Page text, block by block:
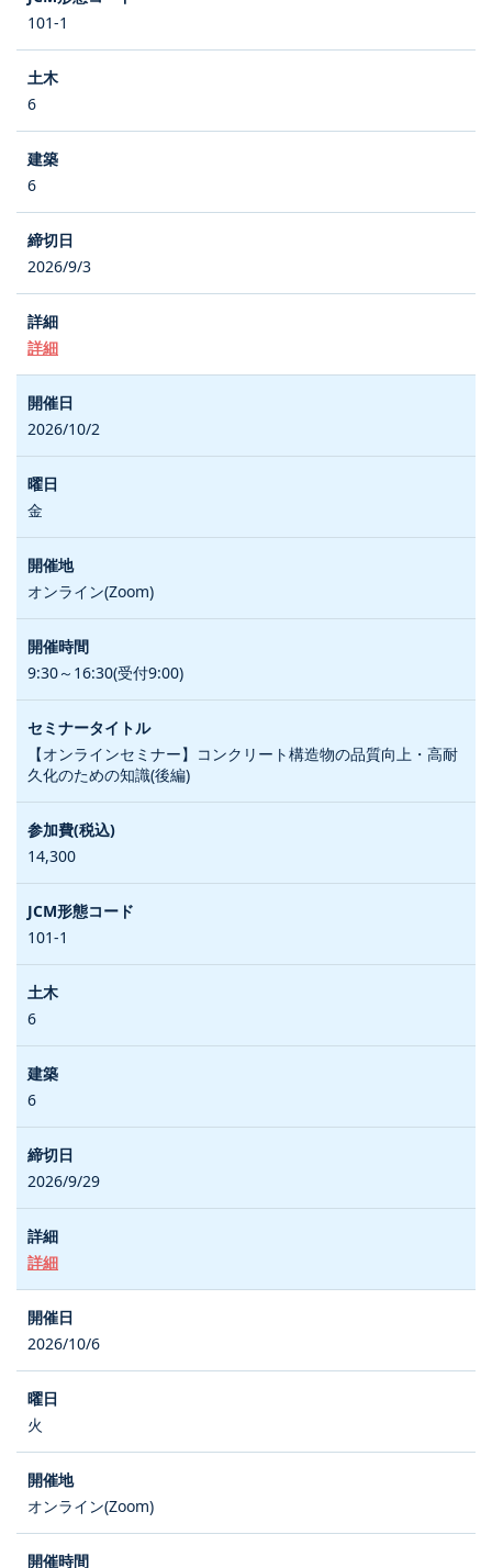
101-1
6
6
2026/9/3
詳細
2026/10/2
金
オンライン(Zoom)
9:30～16:30(受付9:00)
【オンラインセミナー】コンクリート構造物の品質向上・高耐
久化のための知識(後編)
14,300
101-1
6
6
2026/9/29
詳細
2026/10/6
火
オンライン(Zoom)